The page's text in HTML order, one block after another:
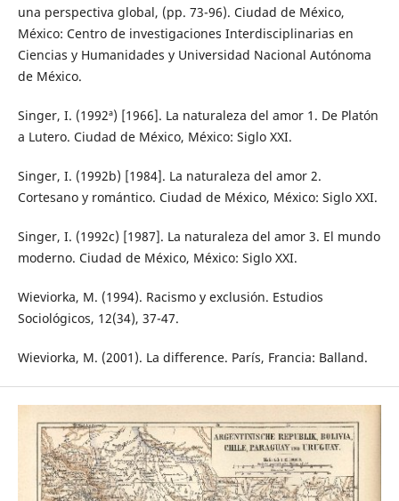
una perspectiva global, (pp. 73-96). Ciudad de México,
México: Centro de investigaciones Interdisciplinarias en
Ciencias y Humanidades y Universidad Nacional Autónoma
de México.
Singer, I. (1992ª) [1966]. La naturaleza del amor 1. De Platón
a Lutero. Ciudad de México, México: Siglo XXI.
Singer, I. (1992b) [1984]. La naturaleza del amor 2.
Cortesano y romántico. Ciudad de México, México: Siglo XXI.
Singer, I. (1992c) [1987]. La naturaleza del amor 3. El mundo
moderno. Ciudad de México, México: Siglo XXI.
Wieviorka, M. (1994). Racismo y exclusión. Estudios
Sociológicos, 12(34), 37-47.
Wieviorka, M. (2001). La difference. París, Francia: Balland.